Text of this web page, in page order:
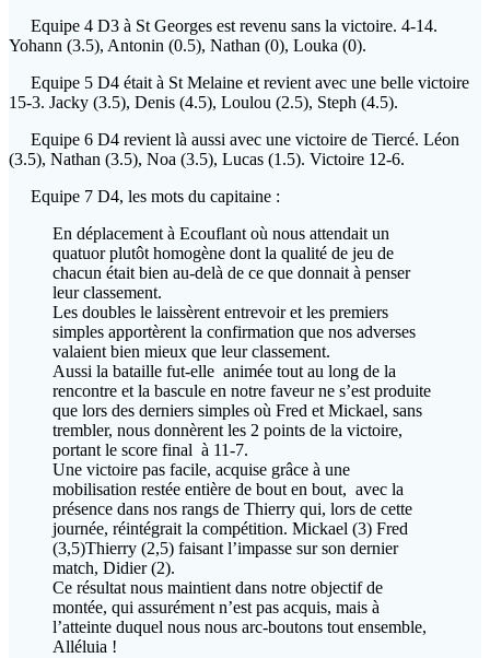
Equipe 4 D3 à St Georges est revenu sans la victoire. 4-14.
Yohann (3.5), Antonin (0.5), Nathan (0), Louka (0).
Equipe 5 D4 était à St Melaine et revient avec une belle victoire
15-3. Jacky (3.5), Denis (4.5), Loulou (2.5), Steph (4.5).
Equipe 6 D4 revient là aussi avec une victoire de Tiercé. Léon
(3.5), Nathan (3.5), Noa (3.5), Lucas (1.5). Victoire 12-6.
Equipe 7 D4, les mots du capitaine :
En déplacement à Ecouflant où nous attendait un
quatuor plutôt homogène dont la qualité de jeu de
chacun était bien au-delà de ce que donnait à penser
leur classement.
Les doubles le laissèrent entrevoir et les premiers
simples apportèrent la confirmation que nos adverses
valaient bien mieux que leur classement.
Aussi la bataille fut-elle animée tout au long de la
rencontre et la bascule en notre faveur ne s’est produite
que lors des derniers simples où Fred et Mickael, sans
trembler, nous donnèrent les 2 points de la victoire,
portant le score final à 11-7.
Une victoire pas facile, acquise grâce à une
mobilisation restée entière de bout en bout, avec la
présence dans nos rangs de Thierry qui, lors de cette
journée, réintégrait la compétition. Mickael (3) Fred
(3,5)Thierry (2,5) faisant l’impasse sur son dernier
match, Didier (2).
Ce résultat nous maintient dans notre objectif de
montée, qui assurément n’est pas acquis, mais à
l’atteinte duquel nous nous arc-boutons tout ensemble,
Alléluia !